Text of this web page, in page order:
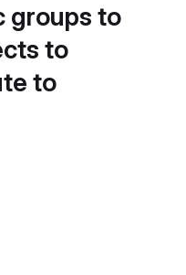
groups to
to
to